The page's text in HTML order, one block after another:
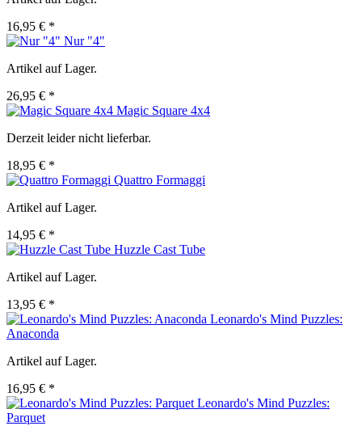
16,95 € *
Nur "4"
Artikel auf Lager.
26,95 € *
Magic Square 4x4
Derzeit leider nicht lieferbar.
18,95 € *
Quattro Formaggi
Artikel auf Lager.
14,95 € *
Huzzle Cast Tube
Artikel auf Lager.
13,95 € *
Leonardo's Mind Puzzles:
Anaconda
Artikel auf Lager.
16,95 € *
Leonardo's Mind Puzzles:
Parquet